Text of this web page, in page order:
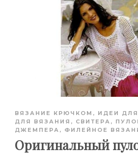
ВЯЗАНИЕ КРЮЧКОМ , ИДЕИ
ДЛЯ ВЯЗАНИЯ , СВИТЕРА,
ДЖЕМПЕРА , ФИЛЕЙНОЕ
Оригинальный